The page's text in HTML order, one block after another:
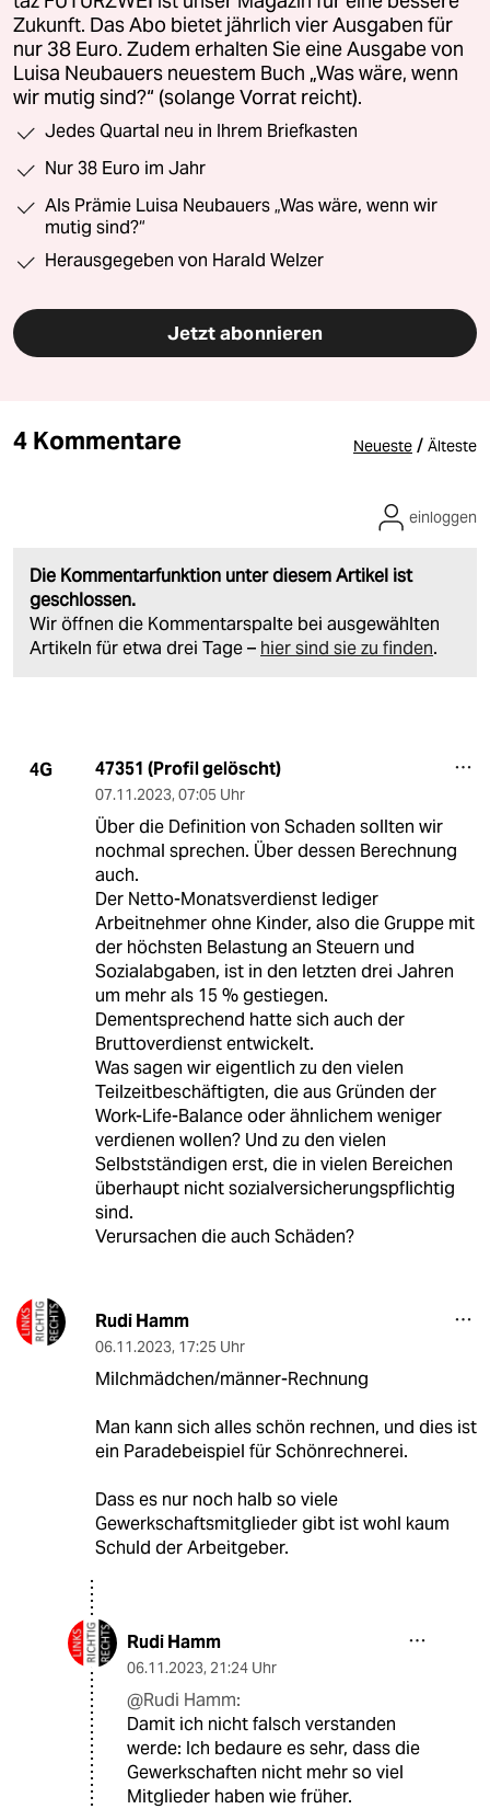
Zukunft. Das Abo bietet jährlich vier Ausgaben für
nur 38 Euro. Zudem erhalten Sie eine Ausgabe von
Luisa Neubauers neuestem Buch „Was wäre, wenn
wir mutig sind?“ (solange Vorrat reicht).
Jedes Quartal neu in Ihrem Briefkasten
Nur 38 Euro im Jahr
Als Prämie Luisa Neubauers „Was wäre, wenn wir
mutig sind?“
Herausgegeben von Harald Welzer
Jetzt abonnieren
4 Kommentare Neueste / Älteste
Die Kommentarfunktion unter diesem Artikel ist
geschlossen.
Wir öffnen die Kommentarspalte bei ausgewählten
Artikeln für etwa drei Tage – hier sind sie zu finden.
einloggen
4G 47351 (Profil gelöscht)
07.11.2023, 07:05 Uhr
Über die Definition von Schaden sollten wir
nochmal sprechen. Über dessen Berechnung
auch.
Der Netto-Monatsverdienst lediger
Arbeitnehmer ohne Kinder, also die Gruppe mit
der höchsten Belastung an Steuern und
Sozialabgaben, ist in den letzten drei Jahren
um mehr als 15 % gestiegen.
Dementsprechend hatte sich auch der
Bruttoverdienst entwickelt.
Was sagen wir eigentlich zu den vielen
Teilzeitbeschäftigten, die aus Gründen der
Work-Life-Balance oder ähnlichem weniger
verdienen wollen? Und zu den vielen
Selbstständigen erst, die in vielen Bereichen
überhaupt nicht sozialversicherungspflichtig
sind.
Verursachen die auch Schäden?
Rudi Hamm
06.11.2023, 17:25 Uhr
Milchmädchen/männer-Rechnung
Man kann sich alles schön rechnen, und dies ist
ein Paradebeispiel für Schönrechnerei.
Dass es nur noch halb so viele
Gewerkschaftsmitglieder gibt ist wohl kaum
Schuld der Arbeitgeber.
Rudi Hamm
06.11.2023, 21:24 Uhr
@Rudi Hamm:
Damit ich nicht falsch verstanden
werde: Ich bedaure es sehr, dass die
Gewerkschaften nicht mehr so viel
Mitglieder haben wie früher.